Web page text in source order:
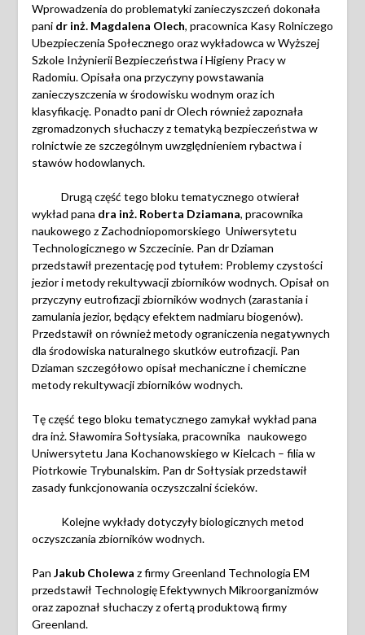
Wprowadzenia do problematyki zanieczyszczeń dokonała
pani dr inż. Magdalena Olech, pracownica Kasy Rolniczego
Ubezpieczenia Społecznego oraz wykładowca w Wyższej
Szkole Inżynierii Bezpieczeństwa i Higieny Pracy w
Radomiu. Opisała ona przyczyny powstawania
zanieczyszczenia w środowisku wodnym oraz ich
klasyfikację. Ponadto pani dr Olech również zapoznała
zgromadzonych słuchaczy z tematyką bezpieczeństwa w
rolnictwie ze szczególnym uwzględnieniem rybactwa i
stawów hodowlanych.
Drugą część tego bloku tematycznego otwierał
wykład pana dra inż. Roberta Dziamana, pracownika
naukowego z Zachodniopomorskiego Uniwersytetu
Technologicznego w Szczecinie. Pan dr Dziaman
przedstawił prezentację pod tytułem: Problemy czystości
jezior i metody rekultywacjizbiorników wodnych. Opisał on
przyczyny eutrofizacji zbiorników wodnych (zarastania i
zamulania jezior, będący efektem nadmiaru biogenów).
Przedstawił on również metody ograniczenia negatywnych
dla środowiska naturalnego skutków eutrofizacji. Pan
Dziaman szczegółowo opisał mechaniczne i chemiczne
metody rekultywacji zbiorników wodnych.
Tę część tego bloku tematycznego zamykał wykład pana
dra inż. Sławomira Sołtysiaka, pracownika naukowego
Uniwersytetu Jana Kochanowskiego w Kielcach – filia w
Piotrkowie Trybunalskim. Pan dr Sołtysiak przedstawił
zasady funkcjonowania oczyszczalni ścieków.
Kolejne wykłady dotyczyły biologicznych metod
oczyszczania zbiorników wodnych.
Pan Jakub Cholewa z firmy Greenland Technologia EM
przedstawił Technologię Efektywnych Mikroorganizmów
oraz zapoznał słuchaczy z ofertą produktową firmy
Greenland.